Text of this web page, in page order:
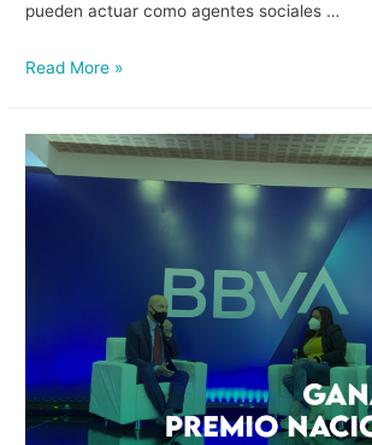
pueden actuar como agentes sociales …
Read More »